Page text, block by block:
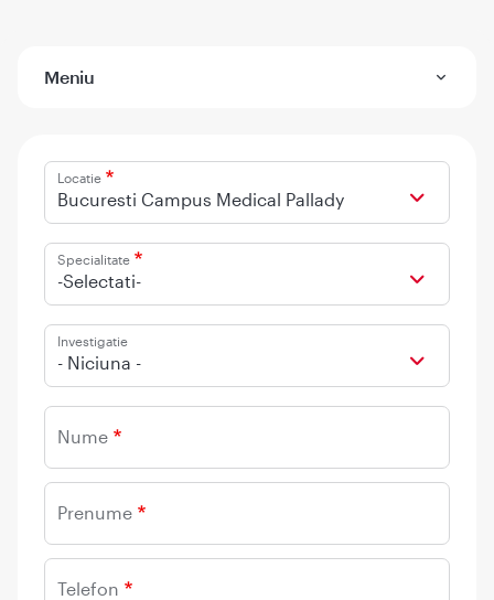
Meniu
Locatie
Bucuresti Campus Medical Pallady
Specialitate
-Selectati-
Investigatie
- Niciuna -
Nume
Prenume
Telefon